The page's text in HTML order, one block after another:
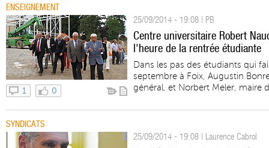
ENSEIGNEMENT
1 0
25/09/2014 - 19:08 | PB
Centre universitaire Robert
l'heure de la rentrée étudiante
Dans les pas des étudiants qui
septembre à Foix, Augustin
général, et Norbert Meler, maire
SYNDICATS
25/09/2014 - 19:08 | Laurence Cabrol